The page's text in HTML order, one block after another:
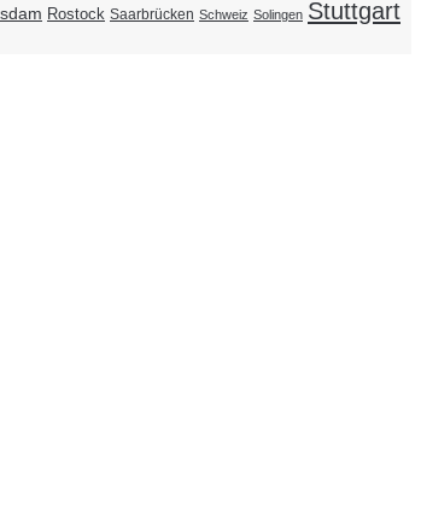
Rostock Saarbrücken Schweiz Solingen Stuttgart